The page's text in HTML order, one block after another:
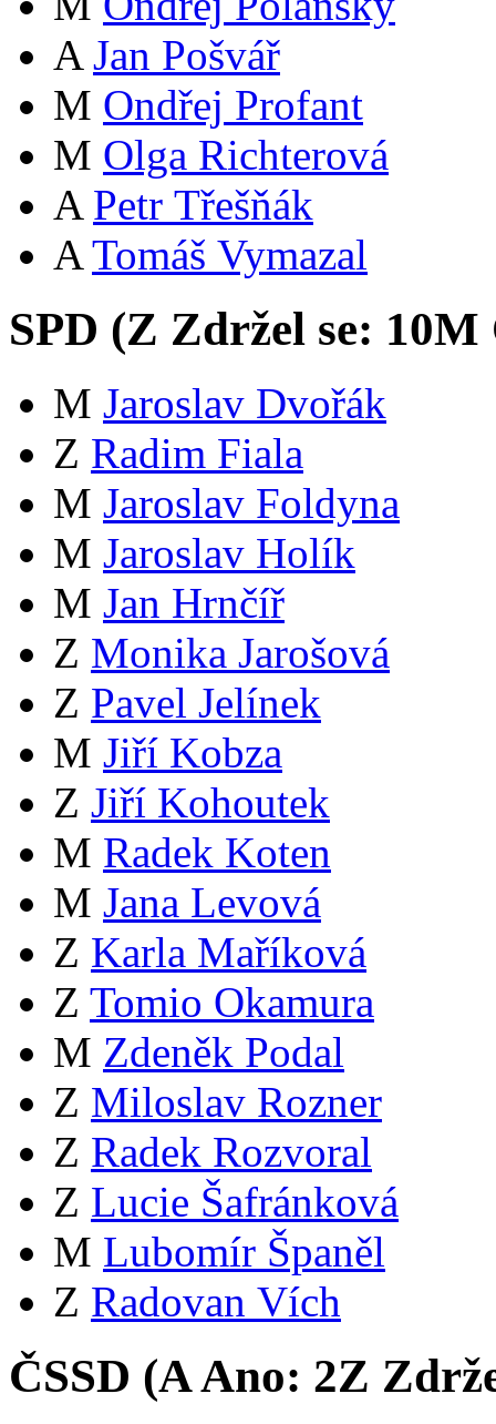
A Jan Pošvář
M Ondřej Profant
M Olga Richterová
A Petr Třešňák
A Tomáš Vymazal
SPD (Z Zdržel se: 10M
M Jaroslav Dvořák
Z Radim Fiala
M Jaroslav Foldyna
M Jaroslav Holík
M Jan Hrnčíř
Z Monika Jarošová
Z Pavel Jelínek
M Jiří Kobza
Z Jiří Kohoutek
M Radek Koten
M Jana Levová
Z Karla Maříková
Z Tomio Okamura
M Zdeněk Podal
Z Miloslav Rozner
Z Radek Rozvoral
Z Lucie Šafránková
M Lubomír Španěl
Z Radovan Vích
ČSSD (AAno: 2Z